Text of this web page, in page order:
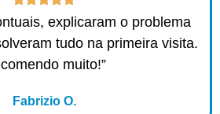
explicaram o problema
tudo na primeira visita.
muito!”
Fabrizio O.